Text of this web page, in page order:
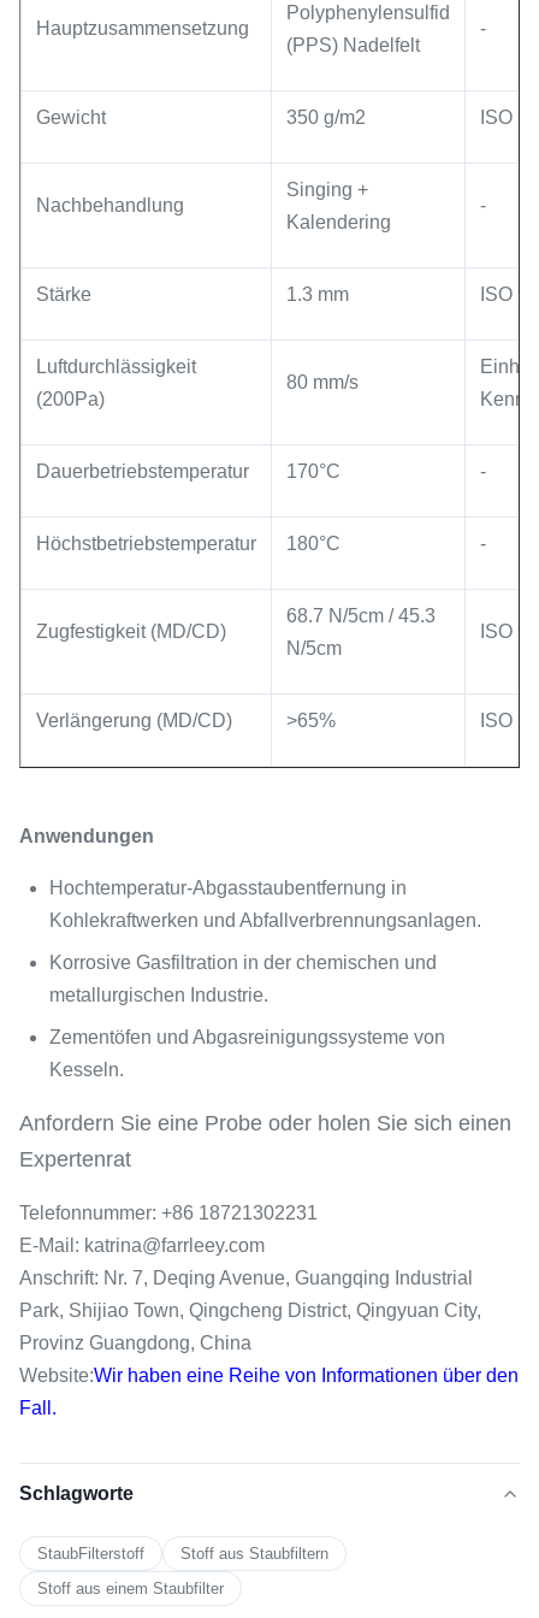
Hauptzusammensetzung
Polyphenylensulfid
(PPS) Nadelfelt
-
Gewicht 350 g/m2 ISO
Nachbehandlung
Singing +
Kalendering
-
Stärke 1.3 mm ISO
Luftdurchlässigkeit
(200Pa)
80 mm/s
Dauerbetriebstemperatur 170°C -
Höchstbetriebstemperatur 180°C -
Zugfestigkeit (MD/CD)
68.7 N/5cm / 45.3
N/5cm
ISO
Verlängerung (MD/CD) >65% ISO
Anwendungen
Hochtemperatur-Abgasstaubentfernung in
Kohlekraftwerken und Abfallverbrennungsanlagen.
Korrosive Gasfiltration in der chemischen und
metallurgischen Industrie.
Zementöfen und Abgasreinigungssysteme von
Kesseln.
Anfordern Sie eine Probe oder holen Sie sich einen
Expertenrat
Telefonnummer: +86 18721302231
E-Mail: katrina@farrleey.com
Anschrift: Nr. 7, Deqing Avenue, Guangqing Industrial
Park, Shijiao Town, Qingcheng District, Qingyuan City,
Provinz Guangdong, China
Website:Wir haben eine Reihe von Informationen über den
Fall.
Schlagworte
StaubFilterstoff
Stoff aus Staubfiltern
Stoff aus einem Staubfilter